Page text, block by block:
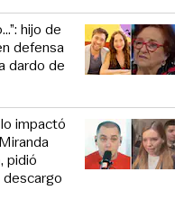
hijo de
defensa
dardo de
impactó
pidió